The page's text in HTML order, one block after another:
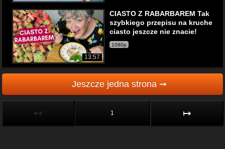
13:57
CIASTO Z RABARBAREM Tak
szybkiego przepisu na kruche
ciasto jeszcze nie znacie!
1080p
Jeszcze jedna strona ➞
↤ 1 ↦